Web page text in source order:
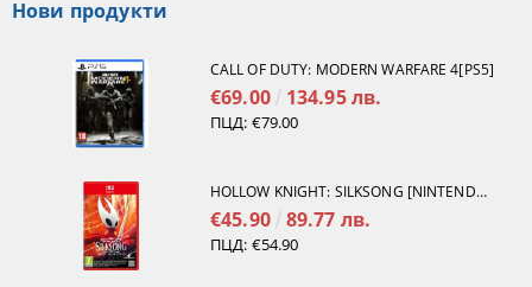
Нови продукти
CALL OF DUTY: MODERN WARFARE 4[PS5]
€69.00 134.95 лв.
ПЦД: €79.00
HOLLOW KNIGHT: SILKSONG [NINTENDO SWITCH 2]
€45.90 89.77 лв.
ПЦД: €54.90